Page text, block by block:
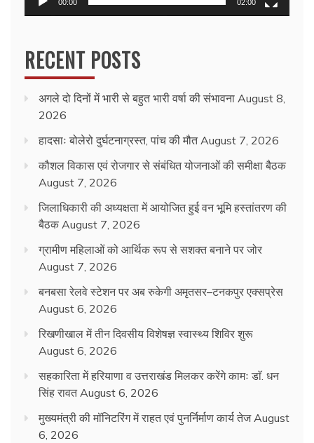
00:00 02:00
RECENT POSTS
अगले दो दिनों में भारी से बहुत भारी वर्षा की संभावना August 8,
2026
हादसाः बोलेरो दुर्घटनाग्रस्त, पांच की मौत August 7, 2026
कौशल विकास एवं रोजगार से संबंधित योजनाओं की समीक्षा बैठक
August 7, 2026
जिलाधिकारी की अध्यक्षता में आयोजित हुई वन भूमि हस्तांतरण की
बैठक August 7, 2026
ग्रामीण महिलाओं को आर्थिक रूप से सशक्त बनाने पर जोर
August 7, 2026
बनबसा रेलवे स्टेशन पर अब रुकेगी अमृतसर–टनकपुर एक्सप्रेस
August 6, 2026
रिखणीखाल में तीन दिवसीय विशेषज्ञ स्वास्थ्य शिविर शुरू
August 6, 2026
सहकारिता में हरियाणा व उत्तराखंड मिलकर करेंगे कामः डाॅ. धन
सिंह रावत August 6, 2026
मुख्यमंत्री की मॉनिटरिंग में राहत एवं पुनर्निर्माण कार्य तेज August
6, 2026